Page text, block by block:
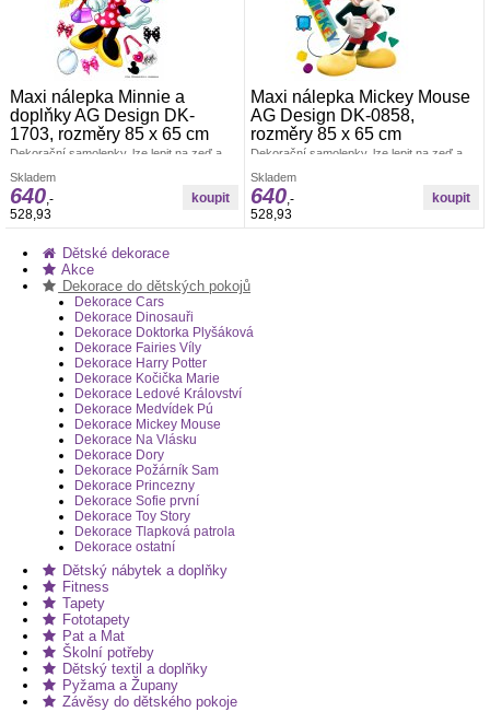
Maxi nálepka Minnie a
doplňky AG Design DK-
1703, rozměry 85 x 65 cm
Dekorační samolepky, lze lepit na zeď a
x 65 cm. Pokud je pevná zeď, tak lze lepit i
opakovaně. nálepky se aplikují jednotlivě.
Záleží jen na Vás, jak pokojíček
vydekorujete. Materiál bez ftalátů.
Skladem
640 ,-
528,93
Maxi nálepka Mickey Mouse
AG Design DK-0858,
rozměry 85 x 65 cm
Dekorační samolepky, lze lepit na zeď a
x 65 cm. Pokud je pevná zeď, tak lze lepit i
opakovaně. nálepky se aplikují jednotlivě.
Záleží jen na Vás, jak pokojíček
vydekorujete. Materiál bez ftalátů.
Skladem
640,-
528,93
Dětské dekorace
Akce
Dekorace do dětských pokojů
Dekorace Cars
Dekorace Dinosauři
Dekorace Doktorka Plyšáková
Dekorace Fairies Víly
Dekorace Harry Potter
Dekorace Kočička Marie
Dekorace Ledové Království
Dekorace Medvídek Pú
Dekorace Mickey Mouse
Dekorace Na Vlásku
Dekorace Dory
Dekorace Požárník Sam
Dekorace Princezny
Dekorace Sofie první
Dekorace Toy Story
Dekorace Tlapková patrola
Dekorace ostatní
Dětský nábytek a doplňky
Fitness
Tapety
Fototapety
Pat a Mat
Školní potřeby
Dětský textil a doplňky
Pyžama a Župany
Závěsy do dětského pokoje